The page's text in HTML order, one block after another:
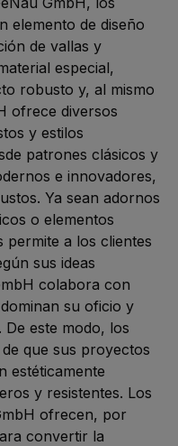
elemento de diseño
de vallas y
especial,
robusto y, al mismo
ofrece diversos
y estilos
patrones clásicos y
e innovadores,
Ya sean adornos
o elementos
permite a los clientes
sus ideas
colabora con
su oficio y
De este modo, los
que sus proyectos
estéticamente
y resistentes. Los
ofrecen, por
convertir la